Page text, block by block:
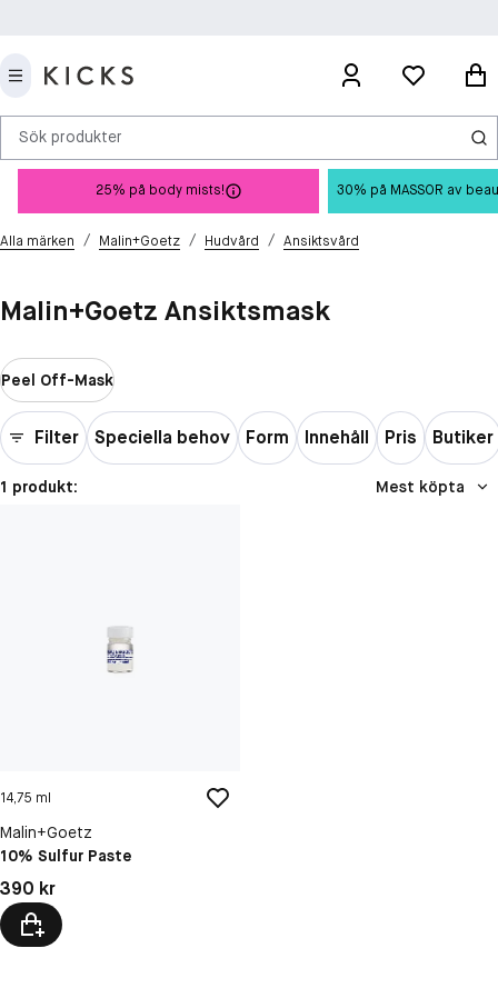
Sök produkter
25% på body mists! 30% på MASSOR av
Alla märken / Malin+Goetz / Hudvård / Ansiktsvård
Malin+Goetz Ansiktsmask
Peel Off-Mask
Filter Speciella behov Form Innehåll Pris Butiker
1 produkt: Mest köpta
14,75 ml
Malin+Goetz
10% Sulfur Paste
Pris: 390 kr
390 kr